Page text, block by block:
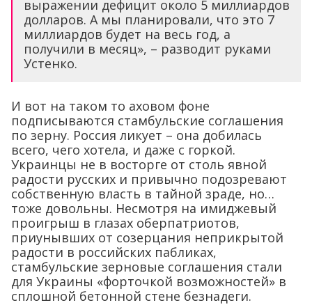
выражении дефицит около 5 миллиардов
долларов. А мы планировали, что это 7
миллиардов будет на весь год, а
получили в месяц», – разводит руками
Устенко.
И вот на таком то аховом фоне
подписываются стамбульские соглашения
по зерну. Россия ликует – она добилась
всего, чего хотела, и даже с горкой.
Украинцы не в восторге от столь явной
радости русских и привычно подозревают
собственную власть в тайной зраде, но…
тоже довольны. Несмотря на имиджевый
проигрыш в глазах оберпатриотов,
приунывших от созерцания неприкрытой
радости в российских пабликах,
стамбульские зерновые соглашения стали
для Украины «форточкой возможностей» в
сплошной бетонной стене безнадеги.